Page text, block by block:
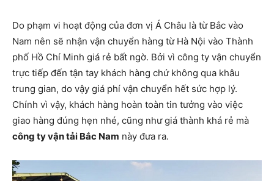
Do phạm vi hoạt động của đơn vị Á Châu là từ Bắc vào
Nam nên sẽ nhận vận chuyển hàng từ Hà Nội vào Thành
phố Hồ Chí Minh giá rẻ bất ngờ. Bởi vì công ty vận chuyển
trực tiếp đến tận tay khách hàng chứ không qua khâu
trung gian, do vậy giá phí vận chuyển hết sức hợp lý.
Chính vì vậy, khách hàng hoàn toàn tin tưởng vào việc
giao hàng đúng hẹn nhé, cũng như giá thành khá rẻ mà
công ty vận tải Bắc Nam này đưa ra.